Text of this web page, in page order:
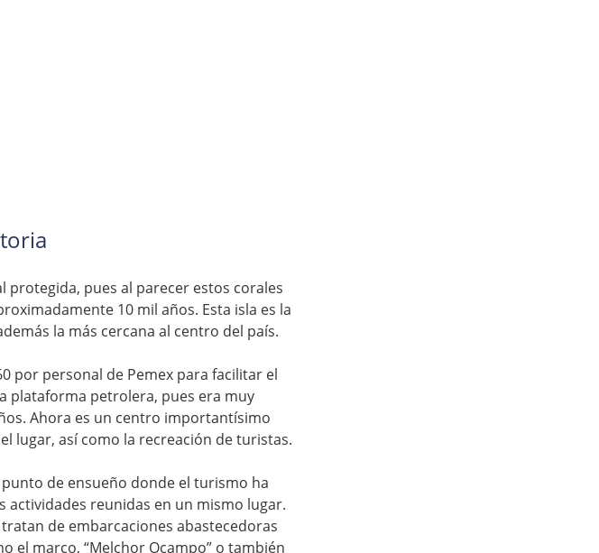
protegida, pues al parecer estos corales
10 mil años. Esta isla es la
la más cercana al centro del país.
por personal de Pemex para facilitar el
plataforma petrolera, pues era muy
Ahora es un centro importantísimo
lugar, así como la recreación de turistas.
de ensueño donde el turismo ha
actividades reunidas en un mismo lugar.
de embarcaciones abastecedoras
el marco, “Melchor Ocampo” o también